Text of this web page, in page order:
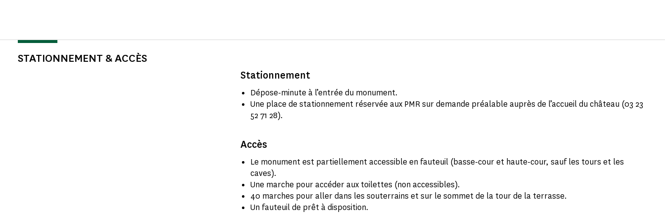
STATIONNEMENT & ACCÈS
Stationnement
Dépose-minute à l’entrée du monument.
Une place de stationnement réservée aux PMR sur demande préalable auprès de l’accueil du château (03 23
52 71 28).
Accès
Le monument est partiellement accessible en fauteuil (basse-cour et haute-cour, sauf les tours et les
caves).
Une marche pour accéder aux toilettes (non accessibles).
40 marches pour aller dans les souterrains et sur le sommet de la tour de la terrasse.
Un fauteuil de prêt à disposition.